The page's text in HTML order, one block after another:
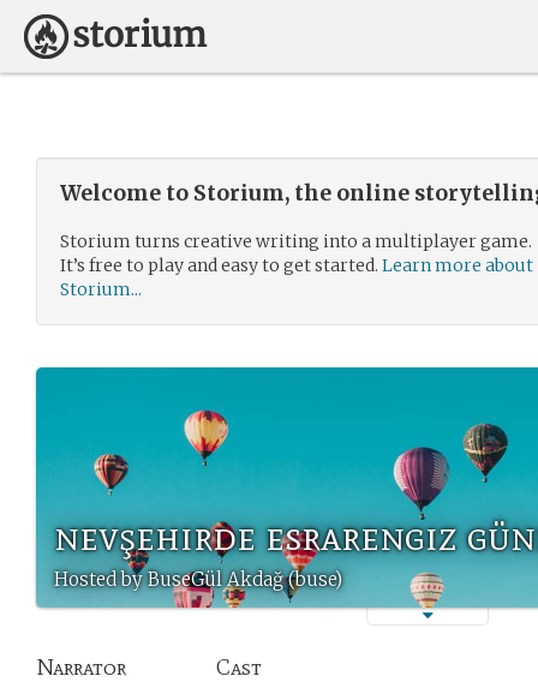
Welcome to Storium, the online
Storium turns creative writing into a multiplayer game.
It’s free to play and easy to get started. Learn more about
Storium...
nevşehirde esrarengiz
Hosted by BuseGül Akdağ (buse)
Narrator Cast